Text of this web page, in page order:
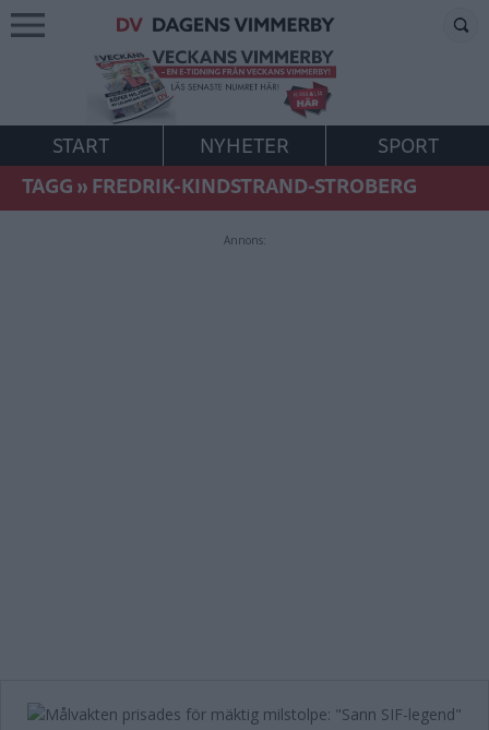
START NYHETER
SPORT
TAGG»FREDRIK-KINDSTRAND-STROBERG
Annons: